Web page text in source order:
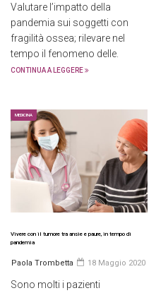
Valutare l’impatto della
pandemia sui soggetti con
fragilità ossea; rilevare nel
tempo il fenomeno delle.
CONTINUA A LEGGERE
MEDICINA
Vivere con il tumore tra ansie e paure, in tempo di
pandemia
Paola Trombetta 18 Maggio 2020
Sono molti i pazienti